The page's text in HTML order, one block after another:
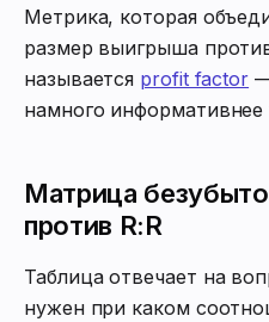
Метрика, которая
размер выигрыша
называется profit factor
намного информативнее
Матрица
против R:R
Таблица отвечает на
нужен при каком